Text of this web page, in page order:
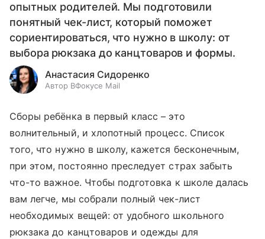
опытных родителей. Мы подготовили
понятный чек-лист, который поможет
сориентироваться, что нужно в школу: от
выбора рюкзака до канцтоваров и формы.
Анастасия Сидоренко
Автор ВФокусе Mail
Сборы ребёнка в первый класс – это
волнительный, и хлопотный процесс. Список
того, что нужно в школу, кажется бесконечным,
при этом, постоянно преследует страх забыть
что-то важное. Чтобы подготовка к школе далась
вам легче, мы собрали полный чек-лист
необходимых вещей: от удобного школьного
рюкзака до канцтоваров и одежды для